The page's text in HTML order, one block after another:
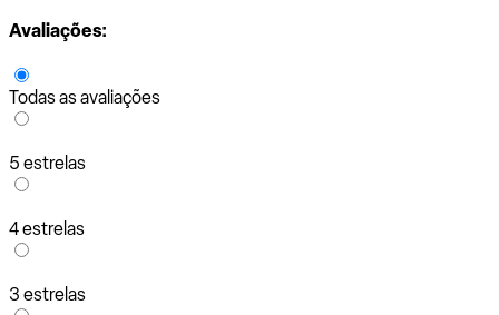
Avaliações:
Todas as avaliações
5 estrelas
4 estrelas
3 estrelas